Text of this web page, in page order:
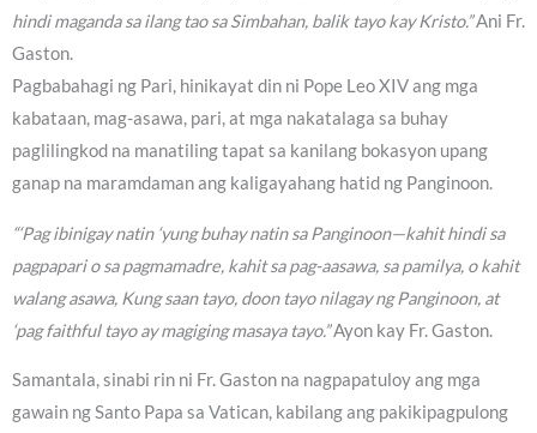
hindi maganda sa ilang tao sa Simbahan, balik tayo kay Kristo.”Ani Fr.
Gaston.
Pagbabahagi ng Pari, hinikayat din ni Pope Leo XIV ang mga
kabataan, mag-asawa, pari, at mga nakatalaga sa buhay
paglilingkod na manatiling tapat sa kanilang bokasyon upang
ganap na maramdaman ang kaligayahang hatid ng Panginoon.
“‘Pag ibinigay natin ‘yung buhay natin sa Panginoon—kahit hindi sa
pagpapari o sa pagmamadre, kahit sa pag-aasawa, sa pamilya, o kahit
walang asawa, Kung saan tayo, doon tayo nilagay ng Panginoon, at
‘pag faithful tayo ay magiging masaya tayo.”Ayon kay Fr. Gaston.
Samantala, sinabi rin ni Fr. Gaston na nagpapatuloy ang mga
gawain ng Santo Papa sa Vatican, kabilang ang pakikipagpulong